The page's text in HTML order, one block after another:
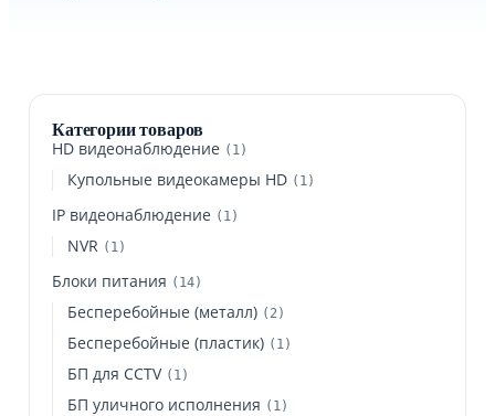
Категории товаров
HD видеонаблюдение (1)
Купольные видеокамеры HD (1)
IP видеонаблюдение (1)
NVR (1)
Блоки питания (14)
Бесперебойные (металл) (2)
Бесперебойные (пластик) (1)
БП для CCTV (1)
БП уличного исполнения (1)